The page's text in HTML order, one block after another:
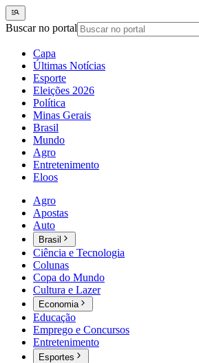
Buscar no portal
Capa
Últimas Notícias
Esporte
Eleições 2026
Política
Minas Gerais
Brasil
Mundo
Agro
Entretenimento
Eloos
Agro
Apostas
Auto
Brasil
Ciência e Tecnologia
Colunas
Copa do Mundo
Cultura e Lazer
Economia
Educação
Emprego e Concursos
Entretenimento
Esportes